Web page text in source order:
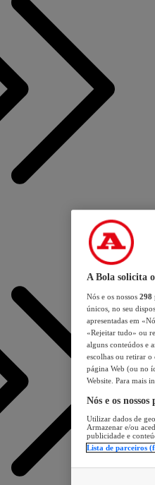
A Bola solicita
Nós e os nossos 298
únicos, no seu
apresentadas em
«Rejeitar tudo» ou
alguns conteúdos e
escolhas ou retirar
página Web (ou no
Website. Para mais
Nós e os
Utilizar dados de
Armazenar e/ou
publicidade e
Lista de parceiros